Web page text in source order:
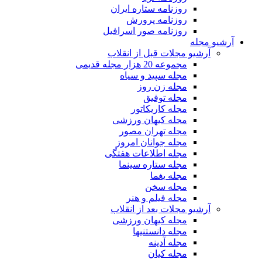
روزنامه ستاره ایران
روزنامه پرورش
روزنامه صور اسرافیل
آرشیو مجله
آرشیو مجلات قبل از انقلاب
مجموعه 20 هزار مجله قدیمی
مجله سپید و سیاه
مجله زن روز
مجله توفیق
مجله کاریکاتور
مجله کیهان ورزشی
مجله تهران مصور
مجله جوانان امروز
مجله اطلاعات هفتگی
مجله ستاره سینما
مجله یغما
مجله سخن
مجله فیلم و هنر
آرشیو مجلات بعد از انقلاب
مجله کیهان ورزشی
مجله دانستنیها
مجله آدینه
مجله کیان